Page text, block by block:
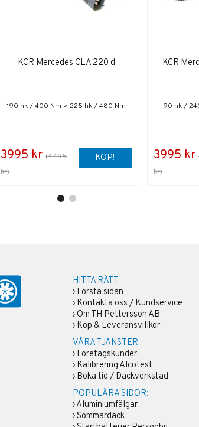
KCR Mercedes CLA 220 d
190 hk / 400 Nm > 225 hk / 480 Nm
3995 kr (4495
kr)
KÖP!
KCR
90 hk /
3995 kr
kr)
HITTA RÄTT:
› Första sidan
› Kontakta oss / Kundservice
› Om TH Pettersson AB
› Köp & Leveransvillkor
VÅRA TJÄNSTER:
› Företagskunder
› Kalibrering Alcotest
› Boka tid / Däckverkstad
POPULÄRA SIDOR:
›Aluminiumfälgar
›Sommardäck